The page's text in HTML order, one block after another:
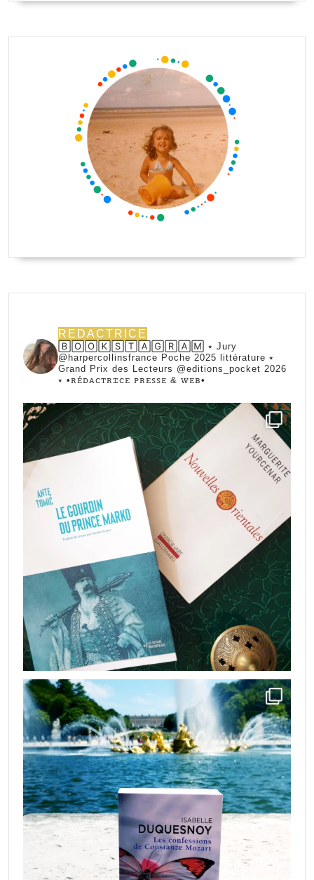
REDACTRICE
🄱🄾🄾🄺🅂🅃🄰🄶🅁🄰🄼 ⭑ Jury
@harpercollinsfrance Poche 2025 littérature ⭑
Grand Prix des Lecteurs @editions_pocket 2026
⭑ •ꭱꭼ́ꭰꭺꮯꭲꭱꮖꮯꭼ ꮲꭱꭼꮪꮪꭼ & ꮃꭼᏼ•